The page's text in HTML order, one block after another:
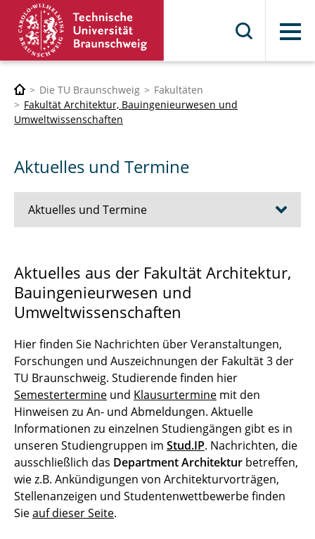
Menü
Die TU Braunschweig
Fakultäten
Fakultät Architektur, Bauingenieurwesen und
Umweltwissenschaften
Aktuelles und Termine
Aktuelles und Termine
Klausurtermine
Aktuelles aus der Fakultät Architektur,
Bauingenieurwesen und
Umweltwissenschaften
Hier finden Sie Nachrichten über Veranstaltungen,
Forschungen und Auszeichnungen der Fakultät 3 der
TU Braunschweig. Studierende finden hier
Semestertermine und Klausurtermine mit den
Hinweisen zu An- und Abmeldungen. Aktuelle
Informationen zu einzelnen Studiengängen gibt es in
unseren Studiengruppen im Stud.IP. Nachrichten, die
ausschließlich das Department Architektur betreffen,
wie z.B. Ankündigungen von Architekturvorträgen,
Stellenanzeigen und Studentenwettbewerbe finden
Sieauf dieser Seite.